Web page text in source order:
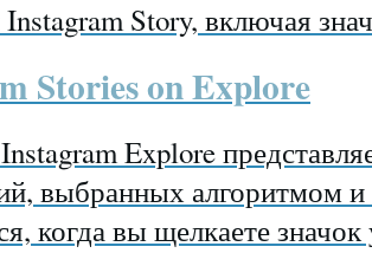
Story, включая
Stories on Explore
Explore
выбранных алгоритмом и
когда вы щелкаете значок